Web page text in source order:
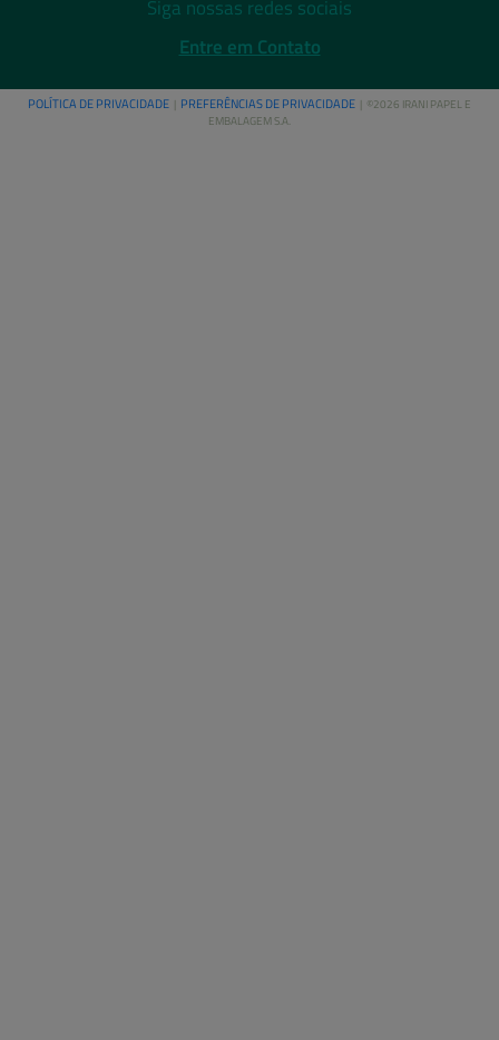
Siga nossas redes sociais
Entre em Contato
POLÍTICA DE PRIVACIDADE | PREFERÊNCIAS DE PRIVACIDADE | ©2026 IRANI PAPEL E
EMBALAGEM S.A.